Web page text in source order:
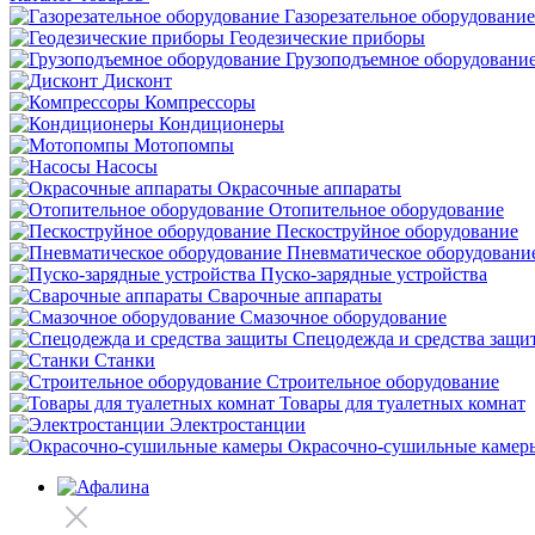
Газорезательное оборудование
Геодезические приборы
Грузоподъемное
Дисконт
Компрессоры
Кондиционеры
Мотопомпы
Насосы
Окрасочные аппараты
Отопительное оборудование
Пескоструйное оборудование
Пневматическое
Пуско-зарядные устройства
Сварочные аппараты
Смазочное оборудование
Спецодежда и средства
Станки
Строительное оборудование
Товары для туалетных комнат
Электростанции
Окрасочно-сушильные